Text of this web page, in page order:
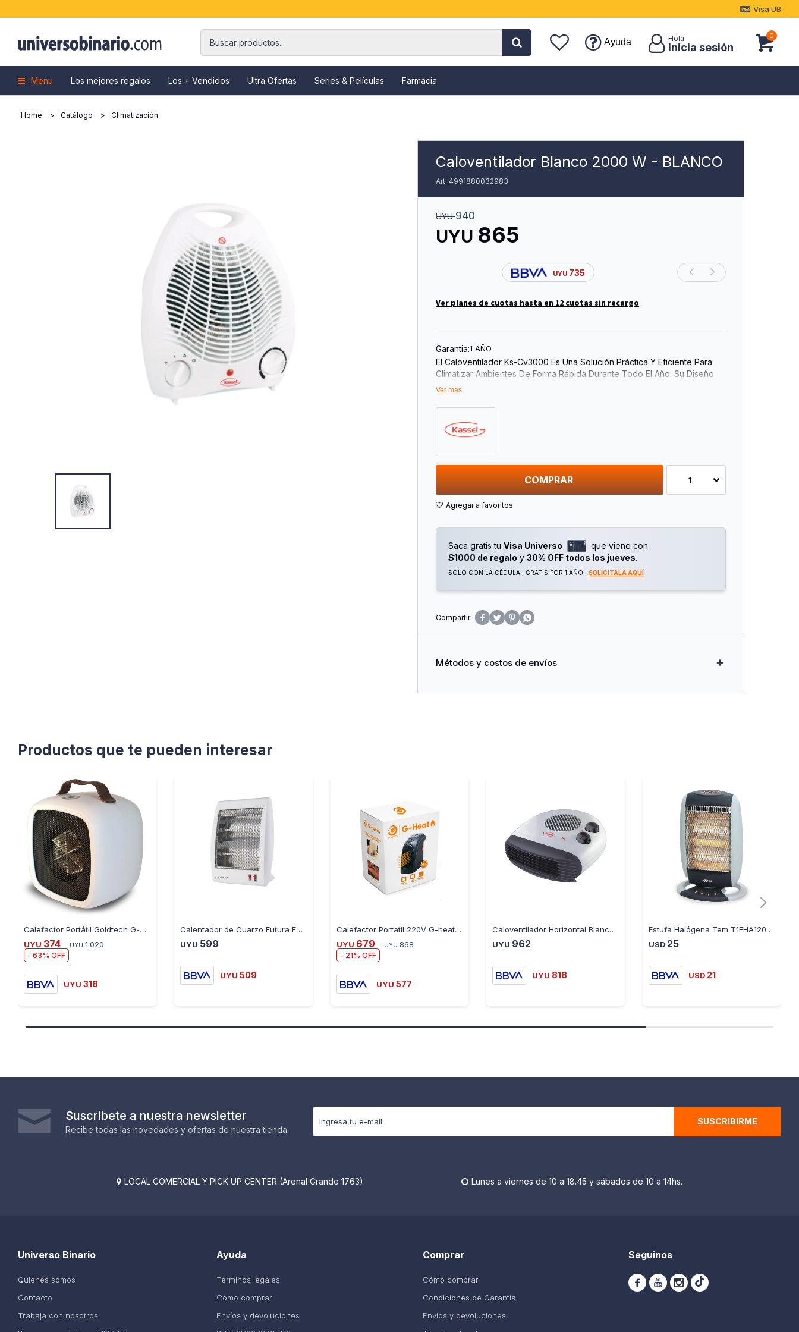
Menu Los mejores regalos Los + Vendidos Ultra Ofertas Series & Películas Farmacia
Ayuda
0
Visa UB
Home Catálogo Climatización
Caloventilador Blanco 2000 W - BLANCO
4991880032983
UYU 865
UYU 940
UYU 735
Ver planes de cuotas hasta en 12 cuotas sin recargo
Garantia:1 AÑO
El Caloventilador Ks-Cv3000 Es Una Solución Práctica Y Eficiente Para
Climatizar Ambientes De Forma Rápida Durante Todo El Año. Su Diseño
Compacto En Color Blanco Lo Hace Ideal Para Integrarse Fácilmente En
Cuenta Con 2000 W De Potencia Y Tres Modos De Funcionamiento,
Permitiendo Utilizarlo Como Ventilador O Seleccionar Entre 1000 W Y
Optimizando El Consumo Energético.
Pensado Para Un Uso Seguro Y Duradero, Incorpora Protección Contra
Sobrecalentamiento Y Un Cuerpo Plástico De Alta Resistencia, Ideal Para
Características Principales:
Potencia Máxima: 2000 W
Modos De Funcionamiento: Ventilador / 1000 W / 2000 W
Termostato Regulable
Sistema De Protección Contra Sobrecalentamiento
Cuerpo Plástico De Alta Resistencia
Ver mas
COMPRAR 1
Saca gratis tu Visa Universo
que viene con
$1000 de regalo y 30% OFF todos los jueves.
SOLO CON LA CÉDULA , GRATIS POR 1 AÑO . SOLICITALA AQUÍ
   
Métodos y costos de envíos
Productos que te pueden interesar
Calefactor Portátil Goldtech G-heat 220V - BLANCO
UYU 374 UYU 1.020
63
UYU 318
Calentador de Cuarzo Futura FUT-EC0806
UYU 599
UYU 509
Calefactor Portatil 220V G-heat Goldtech 090
UYU 679 UYU 868
21
UYU 577
Caloventilador Horizontal Blanco KS-CHB2003 - GRIS
UYU 962
UYU 818
Estufa Halógena Tem T1FHA12001800
USD 25
USD 21
Suscríbete a nuestra newsletter
Recibe todas las novedades y ofertas de nuestra tienda.
SUSCRIBIRME
 LOCAL COMERCIAL Y PICK UP CENTER (Arenal Grande 1763)  Lunes a viernes de 10 a 18.45 y sábados de 10 a 14hs.
Ayuda
Términos legales
Cómo comprar
Envíos y devoluciones
Universo Binario
Quienes somos
Contacto
Trabaja con nosotros
Comprar
Cómo comprar
Condiciones de Garantía
Envíos y devoluciones
Seguinos
  